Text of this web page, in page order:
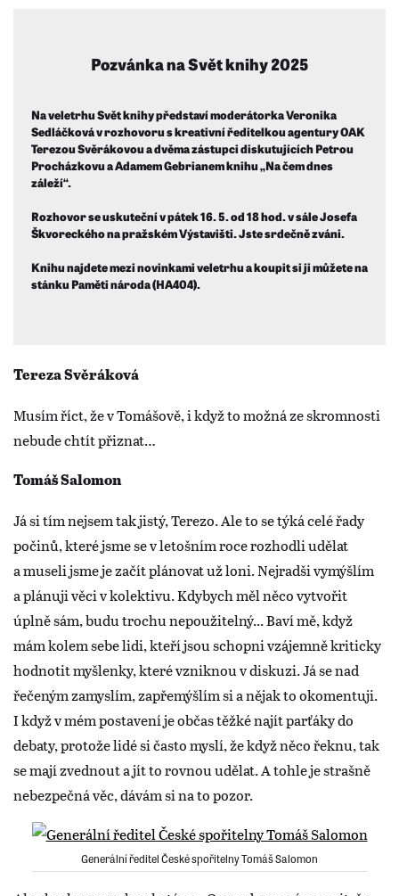
Pozvánka na Svět knihy 2025
Na veletrhu Svět knihy představí moderátorka Veronika
Sedláčková v rozhovoru s kreativní ředitelkou agentury OAK
Terezou Svěrákovou a dvěma zástupci diskutujících Petrou
Procházkovu a Adamem Gebrianem knihu „Na čem dnes
záleží“.
Rozhovor se uskuteční v pátek 16. 5. od 18 hod. v sále Josefa
Škvoreckého na pražském Výstavišti. Jste srdečně zváni.
Knihu najdete mezi novinkami veletrhu a koupit si ji můžete na
stánku Paměti národa (HA404).
Tereza Svěráková
Musím říct, že v Tomášově, i když to možná ze skromnosti
nebude chtít přiznat…
Tomáš Salomon
Já si tím nejsem tak jistý, Terezo. Ale to se týká celé řady
počinů, které jsme se v letošním roce rozhodli udělat
a museli jsme je začít plánovat už loni. Nejradši vymýšlím
a plánuji věci v kolektivu. Kdybych měl něco vytvořit
úplně sám, budu trochu nepoužitelný... Baví mě, když
mám kolem sebe lidi, kteří jsou schopni vzájemně kriticky
hodnotit myšlenky, které vzniknou v diskuzi. Já se nad
řečeným zamyslím, zapřemýšlím si a nějak to okomentuji.
I když v mém postavení je občas těžké najít parťáky do
debaty, protože lidé si často myslí, že když něco řeknu, tak
se mají zvednout a jít to rovnou udělat. A tohle je strašně
nebezpečná věc, dávám si na to pozor.
Generální ředitel České spořitelny Tomáš Salomon